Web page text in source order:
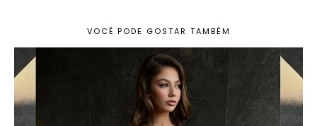
VOCÊ PODE GOSTAR TAMBÉM